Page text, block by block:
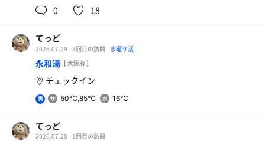
0 18
てっど
2026.07.29 3回目の訪問 水曜サ活
永和湯 [ 大阪府 ]
チェックイン
男 50℃,85℃ 16℃
てっど
2026.07.28 1回目の訪問